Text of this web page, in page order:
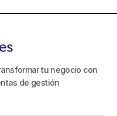
tu negocio con
de gestión